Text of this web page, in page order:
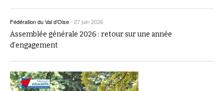
Fédération du Val d’Oise- 27 juin 2026
Assemblée générale 2026 : retour sur une année
d’engagement